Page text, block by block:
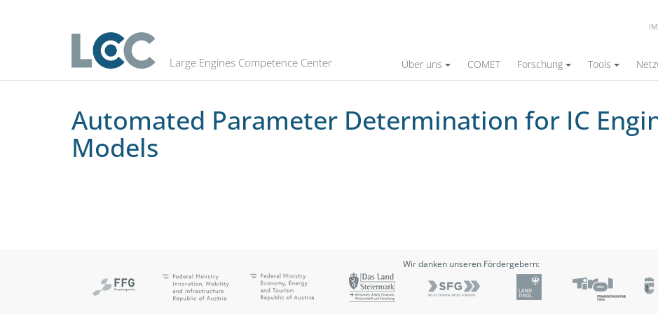
Large Engines Competence Center Über uns COMET Forschung Tools
Automated Parameter Determination for IC Engine Simulation Models
Automated Parameter Determination for IC
Models
Wir danken unseren Fördergebern: